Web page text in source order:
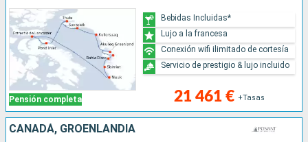
Pensión completa 21 461 € +Tasas
Bebidas Incluidas*
Lujo a la francesa
Conexión wifi ilimitado de cortesía
Servicio de prestigio & lujo incluido
CANADÁ, GROENLANDIA